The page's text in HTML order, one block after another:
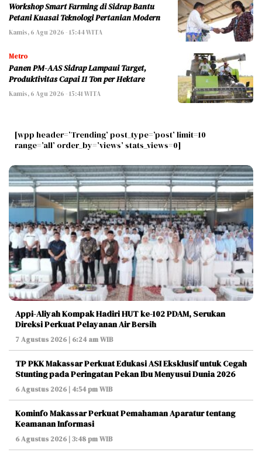
Workshop Smart Farming di Sidrap Bantu
Petani Kuasai Teknologi Pertanian Modern
Kamis, 6 Agu 2026 - 15:44 WITA
Metro
Panen PM-AAS Sidrap Lampaui Target,
Produktivitas Capai 11 Ton per Hektare
Kamis, 6 Agu 2026 - 15:41 WITA
[wpp header=’Trending’ post_type=’post’ limit=10
range=’all’ order_by=’views’ stats_views=0]
Appi-Aliyah Kompak Hadiri HUT ke-102 PDAM, Serukan
Direksi Perkuat Pelayanan Air Bersih
7 Agustus 2026 | 6:24 am WIB
TP PKK Makassar Perkuat Edukasi ASI Eksklusif untuk Cegah
Stunting pada Peringatan Pekan Ibu Menyusui Dunia 2026
6 Agustus 2026 | 4:54 pm WIB
Kominfo Makassar Perkuat Pemahaman Aparatur tentang
Keamanan Informasi
6 Agustus 2026 | 3:48 pm WIB